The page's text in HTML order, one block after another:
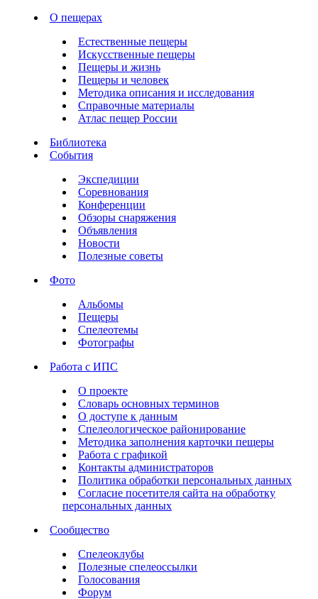
О пещерах
Естественные пещеры
Искусственные пещеры
Пещеры и жизнь
Пещеры и человек
Методика описания и исследования
Справочные материалы
Атлас пещер России
Библиотека
События
Экспедиции
Соревнования
Конференции
Обзоры снаряжения
Объявления
Новости
Полезные советы
Фото
Альбомы
Пещеры
Спелеотемы
Фотографы
Работа с ИПС
О проекте
Словарь основных терминов
О доступе к данным
Спелеологическое районирование
Методика заполнения карточки пещеры
Работа с графикой
Контакты администраторов
Политика обработки персональных данных
Согласие посетителя сайта на обработку
персональных данных
Сообщество
Спелеоклубы
Полезные спелеоссылки
Голосования
Форум